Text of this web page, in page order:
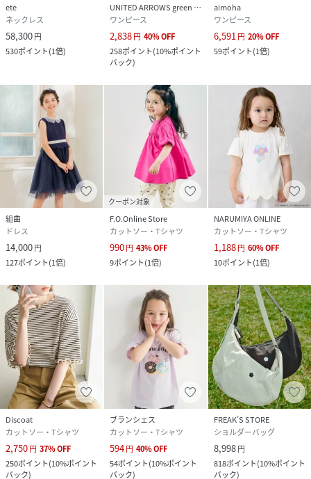
ete
ネックレス
58,300円
530ポイント(1倍)
UNITED ARROWS green label relaxing
ワンピース
2,838円 40%OFF
258ポイント(10%ポイント
バック)
aimoha
ワンピース
6,591 円 20%OFF
59ポイント(1倍)
組曲
ドレス
14,000円
127ポイント(1倍)
クーポン対象
F.O.Online Store
カットソー・Tシャツ
990円 43%OFF
9ポイント(1倍)
NARUMIYA ONLINE
カットソー・Tシャツ
1,188円 60%OFF
10ポイント(1倍)
Discoat
カットソー・Tシャツ
2,750円 37%OFF
250ポイント(10%ポイント
バック)
ブランシェス
カットソー・Tシャツ
594円 40%OFF
54ポイント(10%ポイント
バック)
FREAK’S STORE
ショルダーバッグ
8,998円
818ポイント(10%ポイント
バック)